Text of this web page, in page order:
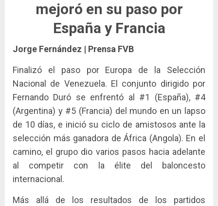
mejoró en su paso por
España y Francia
Jorge Fernández | Prensa FVB
Finalizó el paso por Europa de la Selección
Nacional de Venezuela. El conjunto dirigido por
Fernando Duró se enfrentó al #1 (España), #4
(Argentina) y #5 (Francia) del mundo en un lapso
de 10 días, e inició su ciclo de amistosos ante la
selección más ganadora de África (Angola). En el
camino, el grupo dio varios pasos hacia adelante
al competir con la élite del baloncesto
internacional.
Más allá de los resultados de los partidos